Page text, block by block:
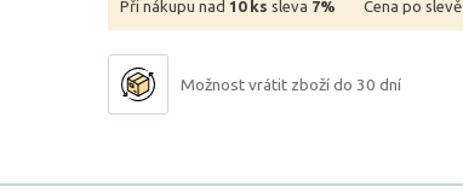
Při nákupu nad 10 ks sleva 7% Cena po slevě
Možnost vrátit zboží do 30 dní